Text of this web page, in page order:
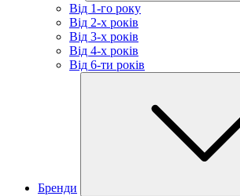
Від 1-го року
Від 2-х років
Від 3-х років
Від 4-х років
Від 6-ти років
Бренди